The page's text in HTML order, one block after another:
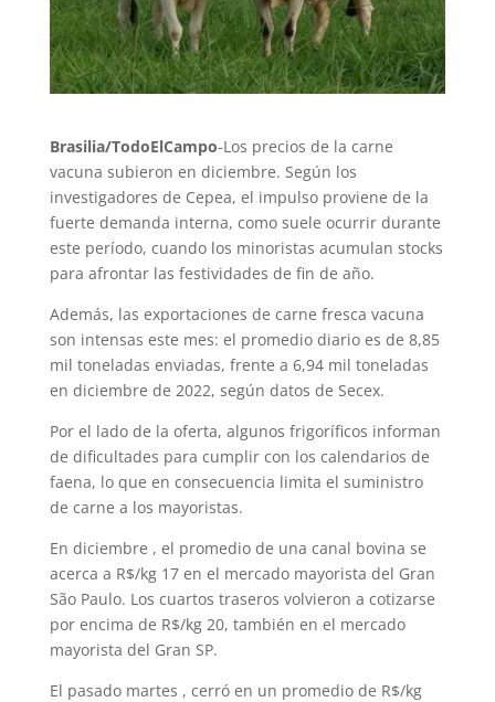
Brasilia/TodoElCampo-Los precios de la carne
vacuna subieron en diciembre. Según los
investigadores de Cepea, el impulso proviene de la
fuerte demanda interna, como suele ocurrir durante
este período, cuando los minoristas acumulan stocks
para afrontar las festividades de fin de año.
Además, las exportaciones de carne fresca vacuna
son intensas este mes: el promedio diario es de 8,85
mil toneladas enviadas, frente a 6,94 mil toneladas
en diciembre de 2022, según datos de Secex.
Por el lado de la oferta, algunos frigoríficos informan
de dificultades para cumplir con los calendarios de
faena, lo que en consecuencia limita el suministro
de carne a los mayoristas.
En diciembre , el promedio de una canal bovina se
acerca a R$/kg 17 en el mercado mayorista del Gran
São Paulo. Los cuartos traseros volvieron a cotizarse
por encima de R$/kg 20, también en el mercado
mayorista del Gran SP.
El pasado martes , cerró en un promedio de R$/kg